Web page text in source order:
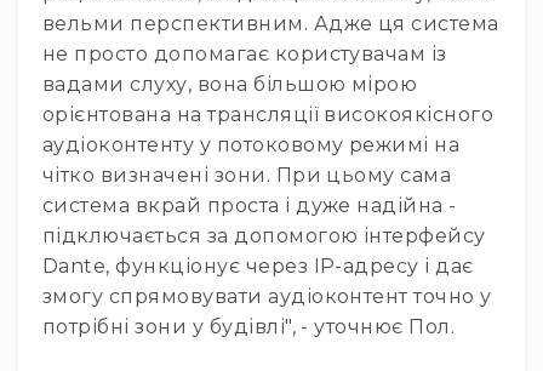
управління
світлом
DMX
декодери
Аксесуари
Кріплення
для
світлових
приладів
Лампи
Інше
Сцена
вельми перспективним. Адже ця система
не просто допомагає користувачам із
вадами слуху, вона більшою мірою
орієнтована на трансляції високоякісного
аудіоконтенту у потоковому режимі на
чітко визначені зони. При цьому сама
система вкрай проста і дуже надійна -
підключається за допомогою інтерфейсу
Dante, функціонує через IP-адресу і дає
змогу спрямовувати аудіоконтент точно у
потрібні зони у будівлі", - уточнює Пол.